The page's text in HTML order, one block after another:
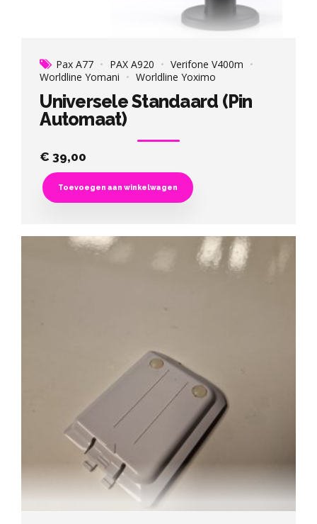
Pax A77 PAX A920
Verifone V400m
Worldline Yomani
Worldline Yoximo
Universele Standaard (Pin
Automaat)
€ 39,00
Toevoegen aan winkelwagen